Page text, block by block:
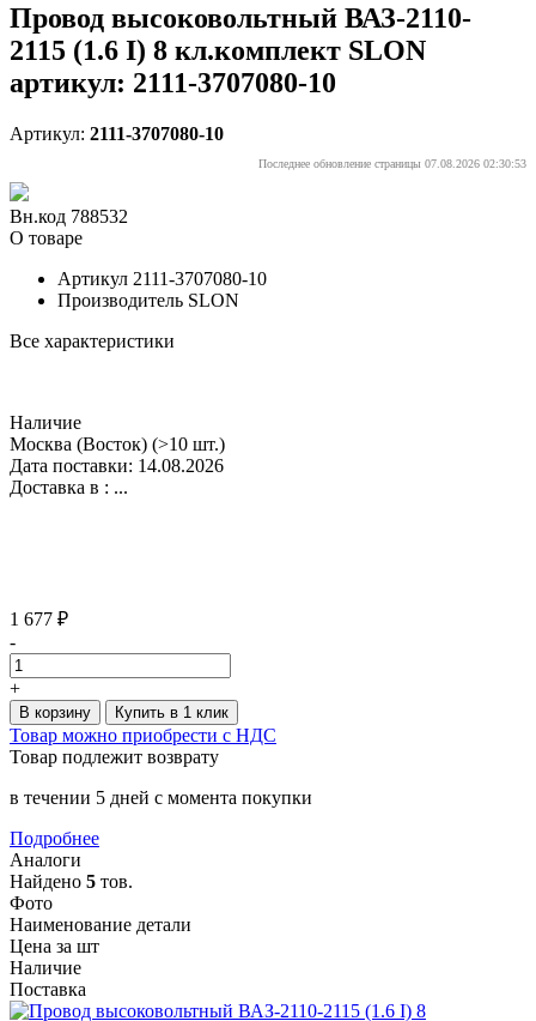
Провод высоковольтный ВАЗ-2110-
2115 (1.6 I) 8 кл.комплект SLON
артикул: 2111-3707080-10
Артикул: 2111-3707080-10
Последнее обновление страницы 07.08.2026 02:30:53
Вн.код 788532
О товаре
Артикул 2111-3707080-10
Производитель SLON
Все характеристики
Наличие
Москва (Восток) (>10 шт.)
Дата поставки: 14.08.2026
Доставка в : ...
1 677 ₽
-
+
В корзину Купить в 1 клик
Товар можно приобрести с НДС
Товар подлежит возврату
в течении 5 дней с момента покупки
Подробнее
Аналоги
Найдено 5 тов.
Фото
Наименование детали
Цена за шт
Наличие
Поставка